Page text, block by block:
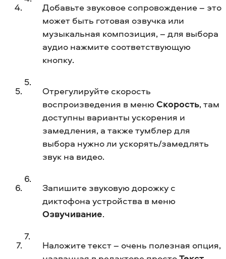
Добавьте звуковое сопровождение – это
может быть готовая озвучка или
музыкальная композиция, – для выбора
аудио нажмите соответствующую
кнопку.
Отрегулируйте скорость
воспроизведения в меню Скорость, там
доступны варианты ускорения и
замедления, а также тумблер для
выбора нужно ли ускорять/замедлять
звук на видео.
Запишите звуковую дорожку с
диктофона устройства в меню
Озвучивание.
Наложите текст – очень полезная опция,